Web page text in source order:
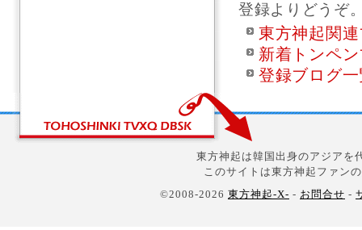
登録よりどうぞ
東方神起関
新着トンペ
登録ブログ
東方神起は韓国出身のアジアを
このサイトは東方神起ファン
©2008-2026 東方神起-X- - お問合せ -